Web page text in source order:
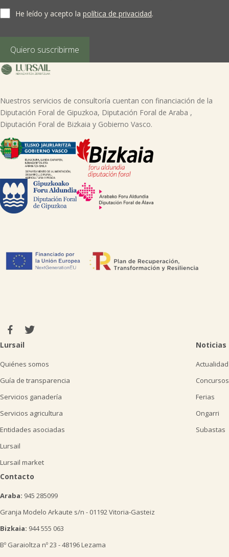

terceros salvo obligación legal. Cualquier persona tiene derecho a solicitar el
acceso, rectificación, supresión, limitación del tratamiento, oposición o
lursail@lursailkoop.eus. Puede obtener información adicional en nuestra
página web.
He leído y acepto la política de privacidad.
Quiero suscribirme
Nuestros servicios de consultoría cuentan con financiación de la
Diputación Foral de Gipuzkoa, Diputación Foral de Araba ,
Diputación Foral de Bizkaia y Gobierno Vasco.
Lursail
Quiénes somos
Guía de transparencia
Servicios ganadería
Servicios agricultura
Entidades asociadas
Lursail
Lursail market
Noticias
Actualidad
Concursos
Ferias
Ongarri
Subastas
Contacto
Araba: 945 285099
Granja Modelo Arkaute s/n - 01192 Vitoria-Gasteiz
Bizkaia: 944 555 063
Bº Garaioltza nº 23 - 48196 Lezama